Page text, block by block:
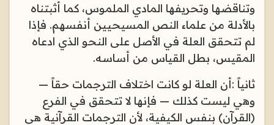
وتناقضها وتحريفها المادي الملموس، كما أثبتناه
بالأدلة من علماء النص المسيحيين أنفسهم. فإذا
لم تتحقق العلة في الأصل على النحو الذي ادعاه
المقيس، بطل القياس من أساسه.
ثانياً :أن العلة لو كانت اختلاف الترجمات حقاً —
وهي ليست كذلك — فإنها لا تتحقق في الفرع
(القرآن) بنفس الكيفية، لأن الترجمات القرآنية هي